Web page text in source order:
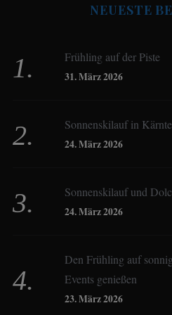
Birgit Werner
Christoph Schrahe
Derk Hoberg
NEUESTE
Frühling auf der Piste
31. März 2026
Sonnenskilauf in
24. März 2026
Sonnenskilauf und
24. März 2026
Den Frühling auf
Events genießen
23. März 2026